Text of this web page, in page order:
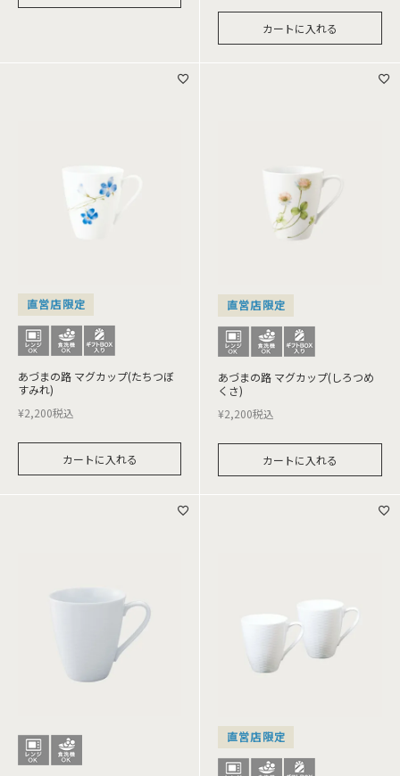
カートに入れる
直営店限定
あづまの路 マグカップ(たちつぼ
すみれ)
¥2,200税込
カートに入れる
直営店限定
あづまの路 マグカップ(しろつめ
くさ)
¥2,200税込
カートに入れる
直営店限定